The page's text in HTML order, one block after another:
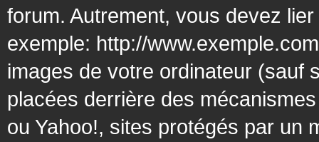
forum. Autrement, vous devez
exemple: http://
images de votre ordinateur (sauf
placées derrière des
ou Yahoo!, sites protégés par un